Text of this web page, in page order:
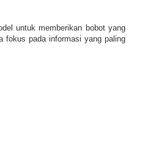
untuk memberikan bobot yang
fokus pada informasi yang paling